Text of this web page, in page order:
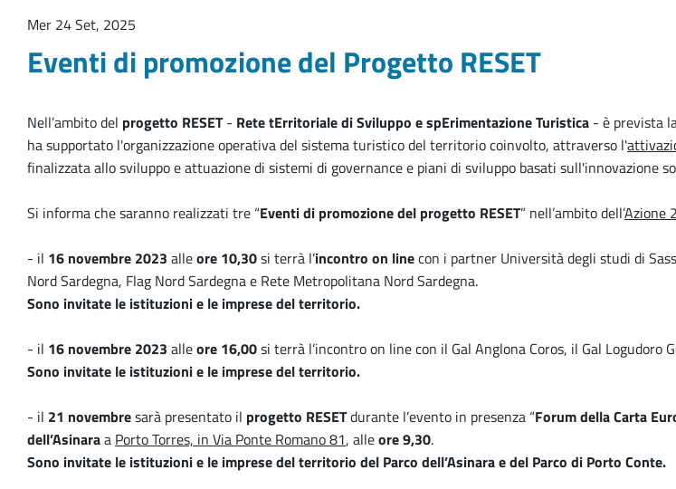
Mer 24 Set, 2025
Eventi di promozione del Progetto RESET
Nell’ambito del progetto RESET- Rete tErritoriale di Sviluppo e spErimentazione Turistica - è prevista
ha supportato l'organizzazione operativa del sistema turistico del territorio coinvolto, attraverso l'
finalizzata allo sviluppo e attuazione di sistemi di governance e piani di sviluppo basati sull'innovazione
Si informa che saranno realizzati tre “Eventi di promozione del progetto RESET” nell’ambito dell’Azione
- il 16 novembre 2023 alleore 10,30si terrà l’incontro on linecon i partner Università degli studi di
Nord Sardegna, Flag Nord Sardegnae Rete Metropolitana Nord Sardegna.
Sono invitate le istituzioni e le imprese del territorio.
- il 16 novembre 2023 alleore 16,00si terrà l’incontro on line con il Gal Anglona Coros, il Gal Logudoro
Sono invitate le istituzioni e le imprese del territorio.
- il 21 novembresarà presentato il progetto RESETdurante l’evento in presenza “Forum della Carta
dell’Asinaraa Porto Torres, in Via Ponte Romano 81, alleore 9,30.
Sono invitate le istituzioni e le imprese del territorio del Parco dell’Asinara e del Parco di Porto Conte.